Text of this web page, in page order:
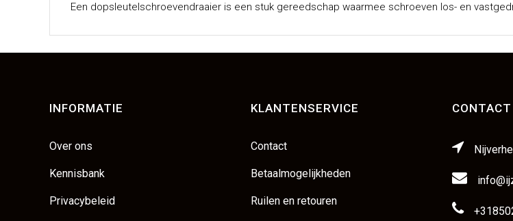
Een dopsleutelschroevendraaier is een stuk gereedschap waarmee schroeven los- en
INFORMATIE
Over ons
Kennisbank
Privacybeleid
KLANTENSERVICE
Contact
Betaalmogelijkheden
Ruilen en retouren
CONTACT